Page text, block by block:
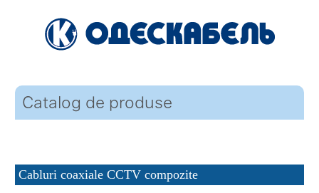
Catalog de produse
Cabluri coaxiale CCTV compozite